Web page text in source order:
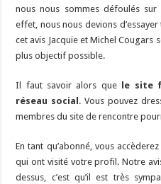
nous nous sommes défoulés sur
effet, nous nous devions
cet avis Jacquie et Michel
plus objectif possible.
Il faut savoir alors que
le site
réseau social . Vous pouvez
membres du site de rencontre
En tant qu’abonné, vous
qui ont visité votre profil. Notre
dessus, c’est qu’il est très